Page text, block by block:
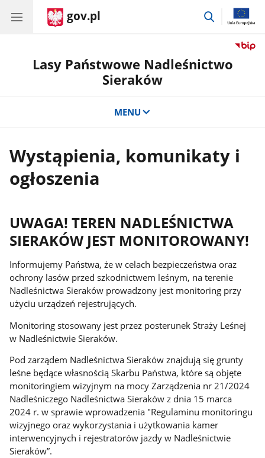
gov.pl
przejdź
Lasy Państwowe Nadleśnictwo
Sieraków
MENU
Wystąpienia, komunikaty i
ogłoszenia
UWAGA! TEREN NADLEŚNICTWA
SIERAKÓW JEST MONITOROWANY!
Informujemy Państwa, że w celach bezpieczeństwa oraz
ochrony lasów przed szkodnictwem leśnym, na terenie
Nadleśnictwa Sieraków prowadzony jest monitoring przy
użyciu urządzeń rejestrujących.
Monitoring stosowany jest przez posterunek Straży Leśnej
w Nadleśnictwie Sieraków.
Pod zarządem Nadleśnictwa Sieraków znajdują się grunty
leśne będące własnością Skarbu Państwa, które są objęte
monitoringiem wizyjnym na mocy Zarządzenia nr 21/2024
Nadleśniczego Nadleśnictwa Sieraków z dnia 15 marca
2024 r. w sprawie wprowadzenia "Regulaminu monitoringu
wizyjnego oraz wykorzystania i użytkowania kamer
interwencyjnych i rejestratorów jazdy w Nadleśnictwie
Sieraków”.